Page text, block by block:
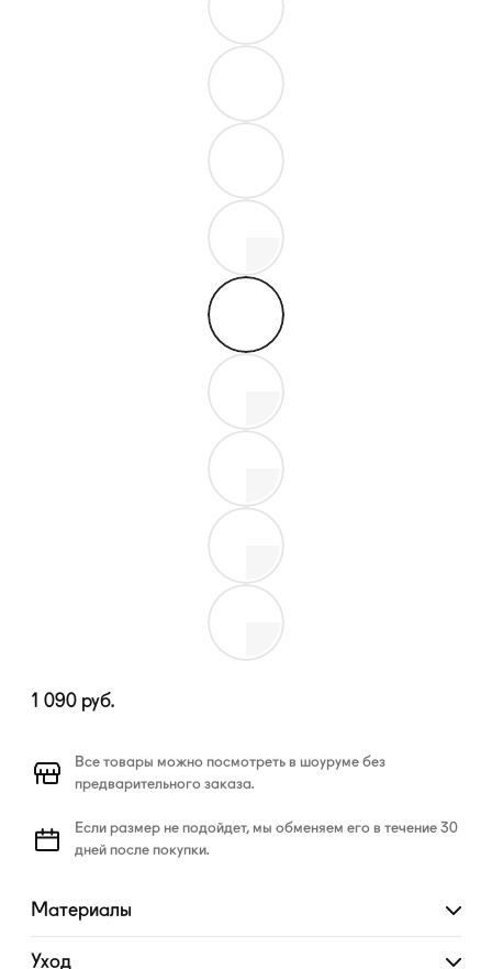
1 090 руб.
Все товары можно посмотреть в шоуруме без
предварительного заказа.
Если размер не подойдет, мы обменяем его в течение 30
дней после покупки.
Материалы
Развернуть
Уход